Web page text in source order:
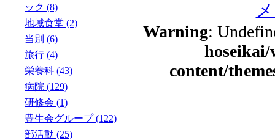
Warning:
content/
ック (8)
地域食堂 (2)
当別 (6)
旅行 (4)
栄養科 (43)
病院 (129)
研修会 (1)
豊生会グループ (122)
部活動 (25)